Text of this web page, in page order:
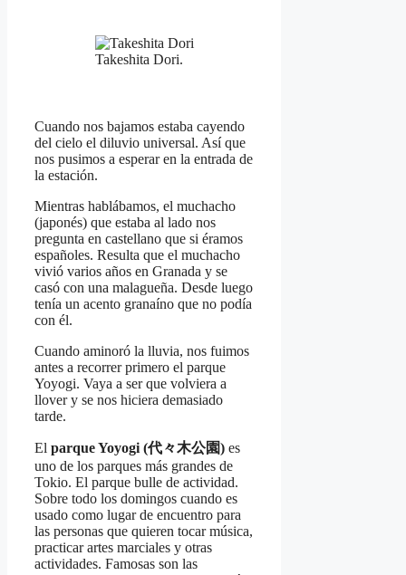
Takeshita Dori.
Cuando nos bajamos estaba cayendo
del cielo el diluvio universal. Así que
nos pusimos a esperar en la entrada de
la estación.
Mientras hablábamos, el muchacho
(japonés) que estaba al lado nos
pregunta en castellano que si éramos
españoles. Resulta que el muchacho
vivió varios años en Granada y se
casó con una malagueña. Desde luego
tenía un acento granaíno que no podía
con él.
Cuando aminoró la lluvia, nos fuimos
antes a recorrer primero el parque
Yoyogi. Vaya a ser que volviera a
llover y se nos hiciera demasiado
tarde.
El parque Yoyogi (代々木公園) es
uno de los parques más grandes de
Tokio. El parque bulle de actividad.
Sobre todo los domingos cuando es
usado como lugar de encuentro para
las personas que quieren tocar música,
practicar artes marciales y otras
actividades. Famosas son las